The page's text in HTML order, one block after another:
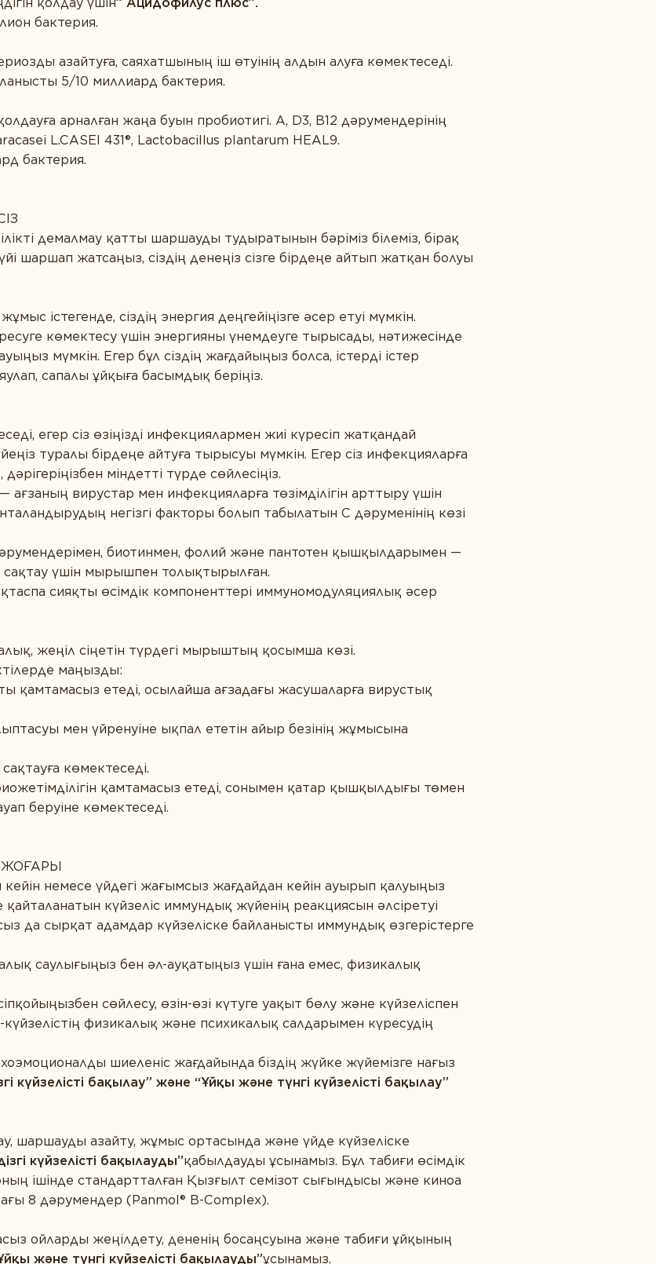
бактерия.
азайтуға, саяхатшының іш өтуінің алдын алуға көмектеседі.
5/10 миллиард бактерия.
арналған жаңа буын пробиотигі. А, D3, B12 дәрумендерінің
L.CASEI 431®, Lactobacillus plantarum HEAL9.
бактерия.
демалмау қатты шаршауды тудыратынын бәріміз білеміз, бірақ
шаршап жатсаңыз, сіздің денеңіз сізге бірдеңе айтып жатқан болуы
істегенде, сіздің энергия деңгейіңізге әсер етуі мүмкін.
көмектесу үшін энергияны үнемдеуге тырысады, нәтижесінде
мүмкін. Егер бұл сіздің жағдайыңыз болса, істерді істер
сапалы ұйқыға басымдық беріңіз.
егер сіз өзіңізді инфекциялармен жиі күресіп жатқандай
туралы бірдеңе айтуға тырысуы мүмкін. Егер сіз инфекцияларға
міндетті түрде сөйлесіңіз.
— ағзаның вирустар мен инфекцияларға төзімділігін арттыру үшін
негізгі факторы болып табылатын С дәруменінің көзі
биотинмен, фолий және пантотен қышқылдарымен —
сақтау үшін мырышпен толықтырылған.
сияқты өсімдік компоненттері иммуномодуляциялық әсер
жеңіл сіңетін түрдегі мырыштың қосымша көзі.
маңызды:
қамтамасыз етеді, осылайша ағзадағы жасушаларға вирустық
мен үйренуіне ықпал ететін айыр безінің жұмысына
көмектеседі.
қамтамасыз етеді, сонымен қатар қышқылдығы төмен
беруіне көмектеседі.
ЖОҒАРЫ
немесе үйдегі жағымсыз жағдайдан кейін ауырып қалуыңыз
күйзеліс иммундық жүйенің реакциясын әлсіретуі
да сырқат адамдар күйзеліске байланысты иммундық өзгерістерге
саулығыңыз бен әл-ауқатыңыз үшін ғана емес, физикалық
сөйлесу, өзін-өзі күтуге уақыт бөлу және күйзеліспен
физикалық және психикалық салдарымен күресудің
шиеленіс жағдайында біздің жүйке жүйемізге нағыз
күйзелісті бақылау” және “Ұйқы және түнгі күйзелісті бақылау”
шаршауды азайту, жұмыс ортасында және үйде күйзеліске
күйзелісті бақылауды”қабылдауды ұсынамыз. Бұл табиғи өсімдік
ішінде стандартталған Қызғылт семізот сығындысы және киноа
8 дәрумендер (Panmol® B-Complex).
ойларды жеңілдету, дененің босаңсуына және табиғи ұйқының
және түнгі күйзелісті бақылауды”ұсынамыз.